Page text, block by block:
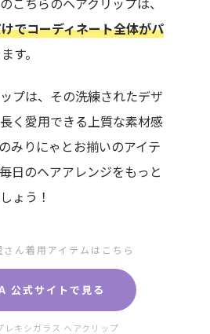
でコーディネート全体がパ
す。
プは、その洗練されたデザ
く愛用できる上質な素材感
みりにゃとお揃いのアイテ
日のヘアアレンジをもっと
ょう！
ん着用アイテムはこちら
公式サイトで見る
レキシガラス ヘアクリップ